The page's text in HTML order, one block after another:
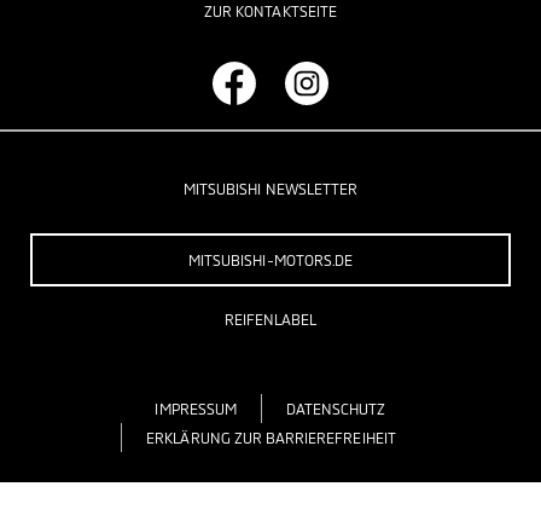
ZUR KONTAKTSEITE
MITSUBISHI NEWSLETTER
MITSUBISHI-MOTORS.DE
REIFENLABEL
IMPRESSUM
DATENSCHUTZ
ERKLÄRUNG ZUR BARRIEREFREIHEIT